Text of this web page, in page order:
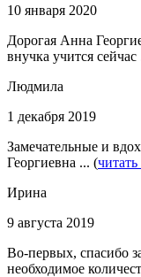
10 января 2020
Дорогая Анна
внучка учится сейчас
Людмила
1 декабря 2019
Замечательные и
Георгиевна ... (
Ирина
9 августа 2019
Во-первых, спасибо
необходимое